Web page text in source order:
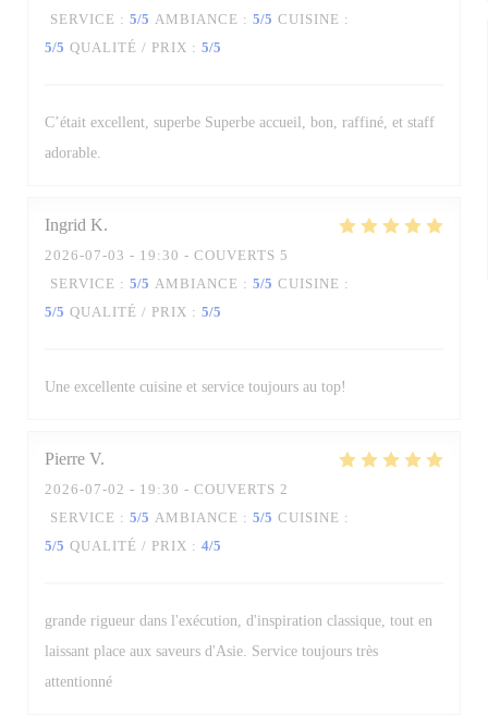
SERVICE : 5/5 AMBIANCE : 5/5 CUISINE :
5/5 QUALITÉ / PRIX : 5/5
C’était excellent, superbe Superbe accueil, bon, raffiné, et staff
adorable.
Ingrid K
2026-07-03 - 19:30 - COUVERTS 5
SERVICE : 5/5 AMBIANCE : 5/5 CUISINE :
5/5 QUALITÉ / PRIX : 5/5
Une excellente cuisine et service toujours au top!
Pierre V
2026-07-02 - 19:30 - COUVERTS 2
SERVICE : 5/5 AMBIANCE : 5/5 CUISINE :
5/5 QUALITÉ / PRIX : 4/5
grande rigueur dans l'exécution, d'inspiration classique, tout en
laissant place aux saveurs d'Asie. Service toujours très
attentionné